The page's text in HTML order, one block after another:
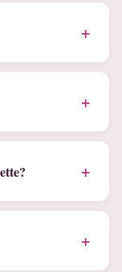
+
+
+
+